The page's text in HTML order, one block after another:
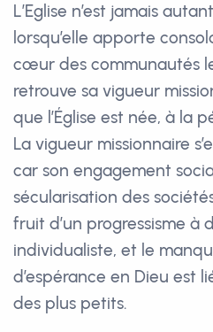
L’Eglise n’est jamais
lorsqu’elle apporte
cœur des communautés
retrouve sa vigueur
que l’Église est née, à la
La vigueur missionnaire
car son engagement
sécularisation des
fruit d’un progressisme à
individualiste, et le
d’espérance en Dieu est
des plus petits.